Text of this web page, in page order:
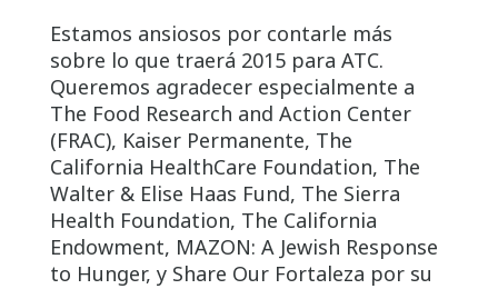
Estamos ansiosos por contarle más
sobre lo que traerá 2015 para ATC.
Queremos agradecer especialmente a
The Food Research and Action Center
(FRAC), Kaiser Permanente, The
California HealthCare Foundation, The
Walter & Elise Haas Fund, The Sierra
Health Foundation, The California
Endowment, MAZON: A Jewish Response
to Hunger, y Share Our Fortaleza por su